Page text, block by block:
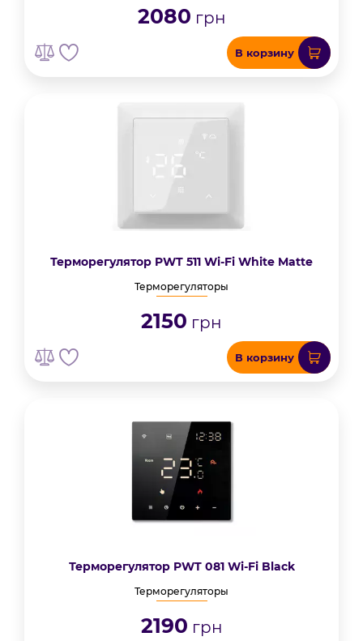
2080 грн
В корзину
Терморегулятор PWT 511 Wi-Fi White Matte
Терморегуляторы
2150 грн
В корзину
Терморегулятор PWT 081 Wi-Fi Black
Терморегуляторы
2190 грн